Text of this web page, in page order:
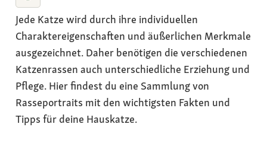
Jede Katze wird durch ihre individuellen
Charaktereigenschaften und äußerlichen Merkmale
ausgezeichnet. Daher benötigen die verschiedenen
Katzenrassen auch unterschiedliche Erziehung und
Pflege. Hier findest du eine Sammlung von
Rasseportraits mit den wichtigsten Fakten und
Tipps für deine Hauskatze.